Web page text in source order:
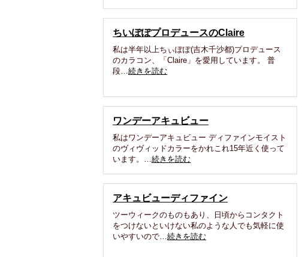
ちいぽぽプロデュースのClaire
私は半年以上ちぃぽぽ(吉木千沙都)プロデュース
のカラコン、「Claire」を愛用しています。 普
段…続きを読む
ワンデーアキュビュー
私はワンデーアキュビュー ディファインモイスト
のヴィヴィッドカラーをかれこれ15年近く使って
います。…続きを読む
アキュビューディファイン
ツーウィークのものもあり、日頃からコンタクト
をつけないといけない私のような人でも気軽に使
いやすいので…続きを読む